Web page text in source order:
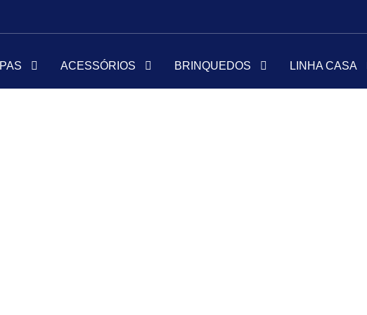
ACESSÓRIOS BRINQUEDOS LINHA CASA